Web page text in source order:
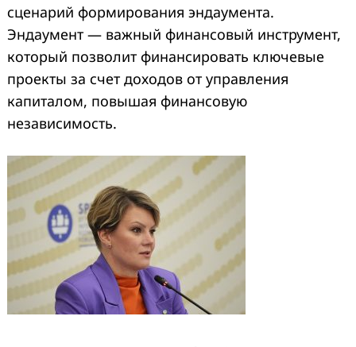
сценарий формирования эндаумента.
Эндаумент — важный финансовый инструмент,
который позволит финансировать ключевые
проекты за счет доходов от управления
капиталом, повышая финансовую
независимость.